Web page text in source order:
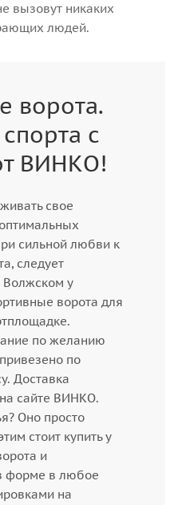
вызовут никаких
людей.
ворота.
с
ВИНКО!
свое
сильной любви к
следует
Волжском у
ворота для
по желанию
по
Доставка
сайте ВИНКО.
Оно просто
стоит купить у
и
форме в любое
на